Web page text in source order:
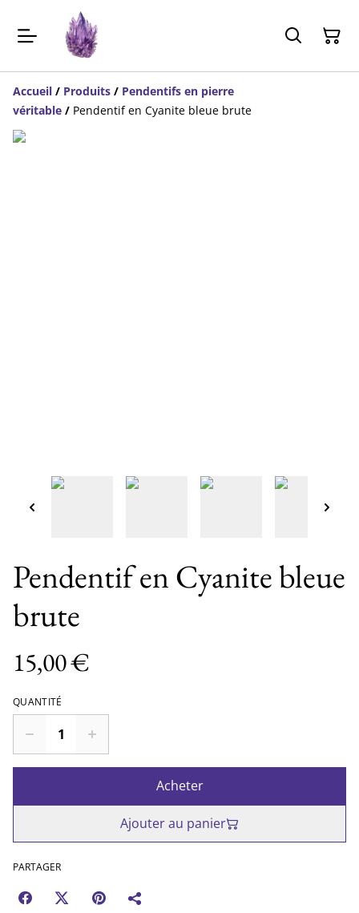
Accueil / Produits / Pendentifs en pierre
véritable / Pendentif en Cyanite bleue brute
Pendentif en Cyanite bleue
brute
15,00 €
QUANTITÉ
Acheter
Ajouter au panier
PARTAGER